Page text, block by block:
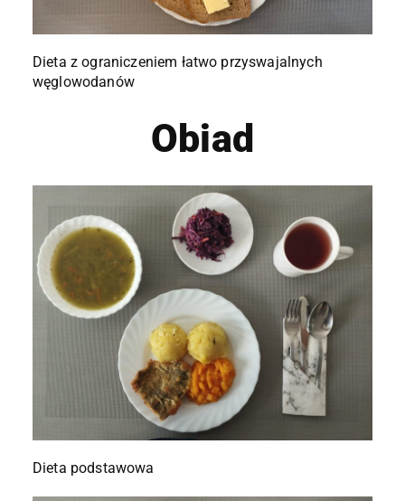
Dieta z ograniczeniem łatwo przyswajalnych
węglowodanów
Obiad
Dieta podstawowa